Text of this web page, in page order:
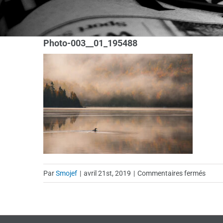
Photo-003__01_195488
ParSmojef | avril 21st, 2019 | Commentaires ferméssur